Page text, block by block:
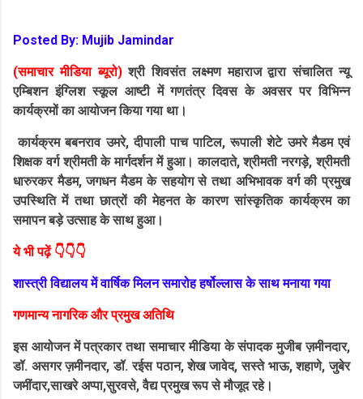
Posted By: Mujib Jamindar
(समाचार मीडिया ब्यूरो)श्री शिवसंत लक्ष्मण महाराज द्वारा संचालित न्यू
एम्बिशन इंग्लिश स्कूल आष्टी में गणतंत्र दिवस के अवसर पर विभिन्न
कार्यक्रमों का आयोजन किया गया था।
कार्यक्रम बबनराव उमरे, दीपाली पाच पाटिल, रूपाली शेटे उमरे मैडम एवं
शिक्षक वर्ग श्रीमती के मार्गदर्शन में हुआ। कालदाते, श्रीमती नरगड़े, श्रीमती
धारुरकर मैडम, जगधन मैडम के सहयोग से तथा अभिभावक वर्ग की प्रमुख
उपस्थिति में तथा छात्रों की मेहनत के कारण सांस्कृतिक कार्यक्रम का
समापन बड़े उत्साह के साथ हुआ।
ये भी पढ़ें 👇👇👇
शास्त्री विद्यालय में वार्षिक मिलन समारोह हर्षोल्लास के साथ मनाया गया
गणमान्य नागरिक और प्रमुख अतिथि
इस आयोजन में पत्रकार तथा समाचार मीडिया के संपादक मुजीब ज़मीनदार,
डॉ. असगर ज़मीनदार, डॉ. रईस पठान, शेख जावेद, सस्ते भाऊ, शहाणे, जुबेर
जमींदार,साखरे अप्पा,सुरवसे, वैद्य प्रमुख रूप से मौजूद रहे।